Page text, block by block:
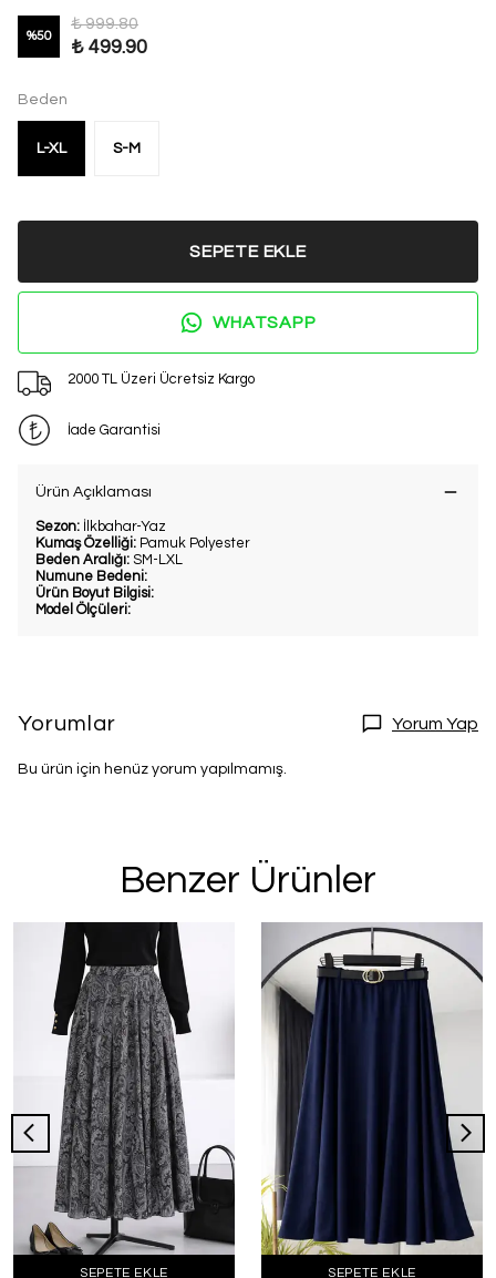
%50
₺ 999.80
₺ 499.90
Beden
L-XL S-M
SEPETE EKLE
WHATSAPP
2000 TL Üzeri Ücretsiz Kargo
İade Garantisi
Ürün Açıklaması
Sezon: İlkbahar-Yaz
Kumaş Özelliği: Pamuk Polyester
Beden Aralığı: SM-LXL
Numune Bedeni:
Ürün Boyut Bilgisi:
Model Ölçüleri:
Yorumlar Yorum Yap
Bu ürün için henüz yorum yapılmamış.
Benzer Ürünler
SEPETE EKLE SEPETE EKLE